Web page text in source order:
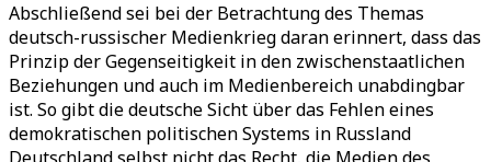
Abschließend sei bei der Betrachtung des Themas
deutsch-russischer Medienkrieg daran erinnert, dass das
Prinzip der Gegenseitigkeit in den zwischenstaatlichen
Beziehungen und auch im Medienbereich unabdingbar
ist. So gibt die deutsche Sicht über das Fehlen eines
demokratischen politischen Systems in Russland